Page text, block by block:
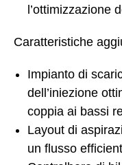
l’ottimizzazione
Caratteristiche
Impianto di
dell’iniezione
coppia ai bassi
Layout di
un flusso